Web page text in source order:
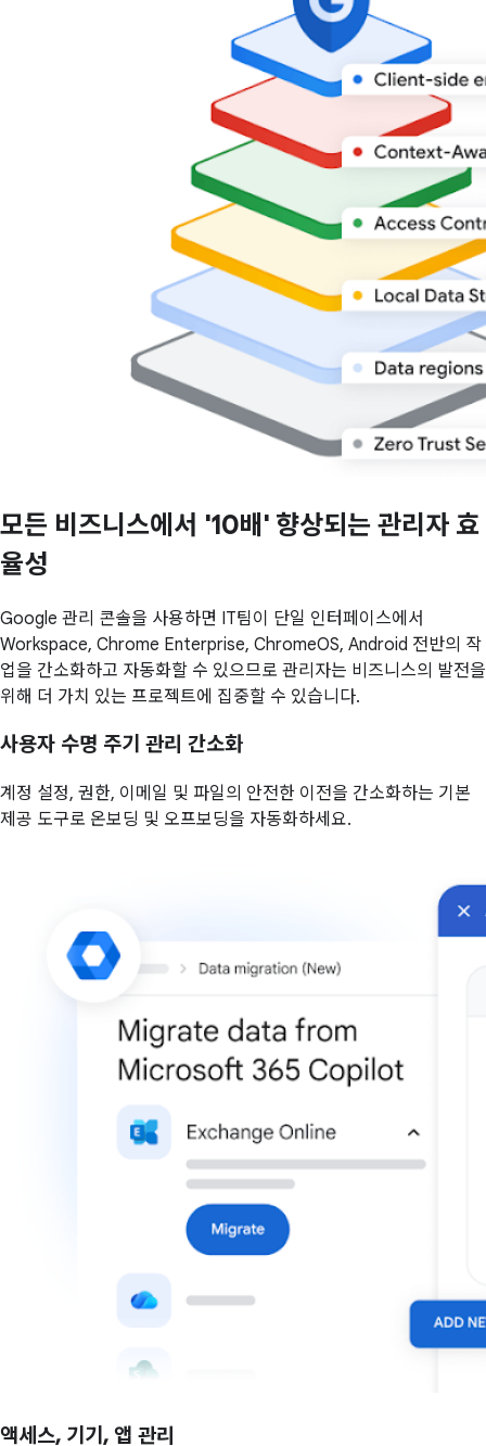
모든 비즈니스에서 '10배' 향상되는 관리자 효
율성
Google 관리 콘솔을 사용하면 IT팀이 단일 인터페이스에서
Workspace, Chrome Enterprise, ChromeOS, Android 전반의 작
업을 간소화하고 자동화할 수 있으므로 관리자는 비즈니스의 발전을
위해 더 가치 있는 프로젝트에 집중할 수 있습니다.
사용자 수명 주기 관리 간소화
계정 설정, 권한, 이메일 및 파일의 안전한 이전을 간소화하는 기본
제공 도구로 온보딩 및 오프보딩을 자동화하세요.
액세스, 기기, 앱 관리